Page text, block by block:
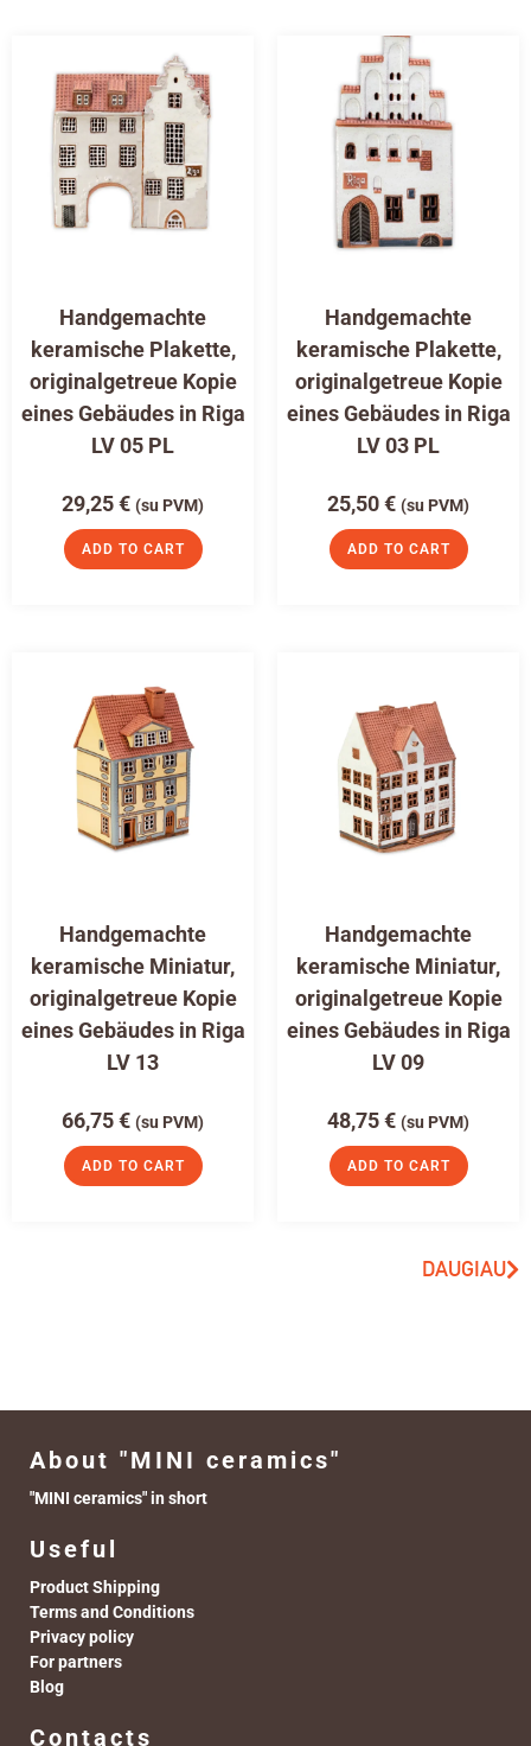
Handgemachte
keramische Plakette,
originalgetreue Kopie
eines Gebäudes in Riga
LV 05 PL
29,25€ (su PVM)
ADD TO CART
Handgemachte
keramische Plakette,
originalgetreue Kopie
eines Gebäudes in Riga
LV 03 PL
25,50€ (su PVM)
ADD TO CART
Handgemachte
keramische Miniatur,
originalgetreue Kopie
eines Gebäudes in Riga
LV 13
66,75€ (su PVM)
ADD TO CART
Handgemachte
keramische Miniatur,
originalgetreue Kopie
eines Gebäudes in Riga
LV 09
48,75€ (su PVM)
ADD TO CART
DAUGIAU
About "MINI ceramics"
"MINI ceramics" in short
Useful
Product Shipping
Terms and Conditions
Privacy policy
For partners
Blog
Contacts